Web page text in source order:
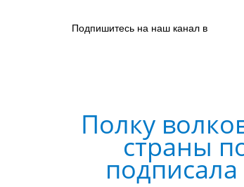
Подпишитесь на наш канал в
Полку
страны